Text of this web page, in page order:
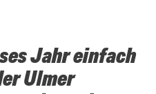
Jahr einfach
Ulmer